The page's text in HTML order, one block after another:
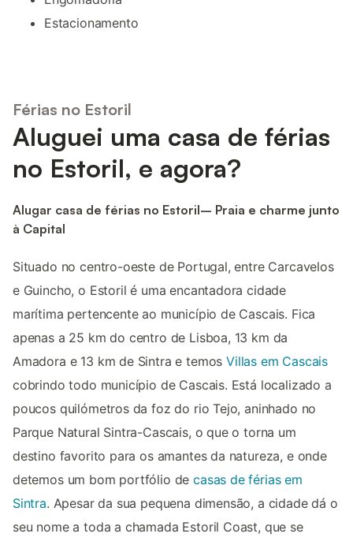
Estacionamento
Férias no Estoril
Aluguei uma casa de férias
no Estoril, e agora?
Alugar casa de férias no Estoril– Praia e charme junto
à Capital
Situado no centro-oeste de Portugal, entre Carcavelos
e Guincho, o Estoril é uma encantadora cidade
marítima pertencente ao município de Cascais. Fica
apenas a 25 km do centro de Lisboa, 13 km da
Amadora e 13 km de Sintra e temosVillas em Cascais
cobrindo todo município de Cascais. Está localizado a
poucos quilómetros da foz do rio Tejo, aninhado no
Parque Natural Sintra-Cascais, o que o torna um
destino favorito para os amantes da natureza, e onde
detemos um bom portfólio decasas de férias em
Sintra. Apesar da sua pequena dimensão, a cidade dá o
seu nome a toda a chamada Estoril Coast, que se